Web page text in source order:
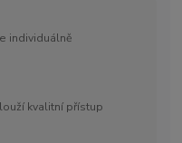
individuálně
kvalitní přístup